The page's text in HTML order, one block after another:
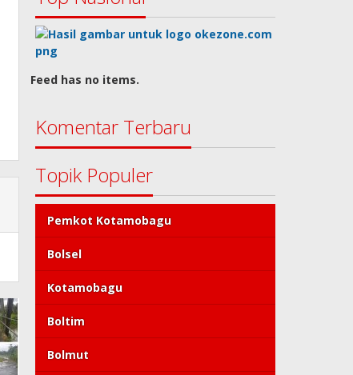
Feed has no items.
Komentar Terbaru
Topik Populer
Pemkot Kotamobagu
Bolsel
Kotamobagu
Boltim
Bolmut